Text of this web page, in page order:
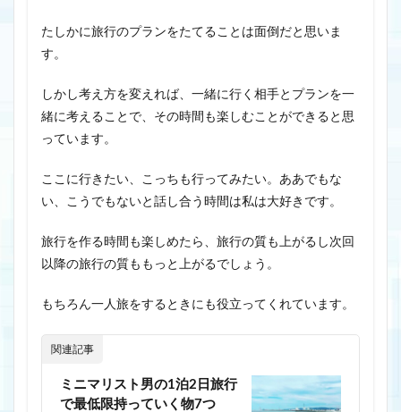
たしかに旅行のプランをたてることは面倒だと思いま
す。
しかし考え方を変えれば、一緒に行く相手とプランを一
緒に考えることで、その時間も楽しむことができると思
っています。
ここに行きたい、こっちも行ってみたい。ああでもな
い、こうでもないと話し合う時間は私は大好きです。
旅行を作る時間も楽しめたら、旅行の質も上がるし次回
以降の旅行の質ももっと上がるでしょう。
もちろん一人旅をするときにも役立ってくれています。
関連記事
ミニマリスト男の1泊2日旅行
で最低限持っていく物7つ